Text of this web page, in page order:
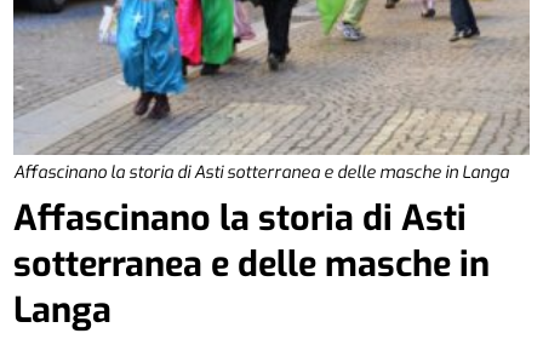
Affascinano la storia di Asti sotterranea e delle masche in Langa
Affascinano la storia di Asti
sotterranea e delle masche in
Langa